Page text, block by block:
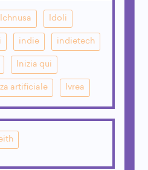
Ichnusa Idoli
indie indietech
Inizia qui
artificiale Ivrea